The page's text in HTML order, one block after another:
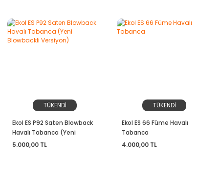
TÜKENDİ
Ekol ES P92 Saten Blowback
Havalı Tabanca (Yeni
Blowbackli Versiyon)
5.000,00 TL
TÜKENDİ
Ekol ES 66 Füme Havalı
Tabanca
4.000,00 TL